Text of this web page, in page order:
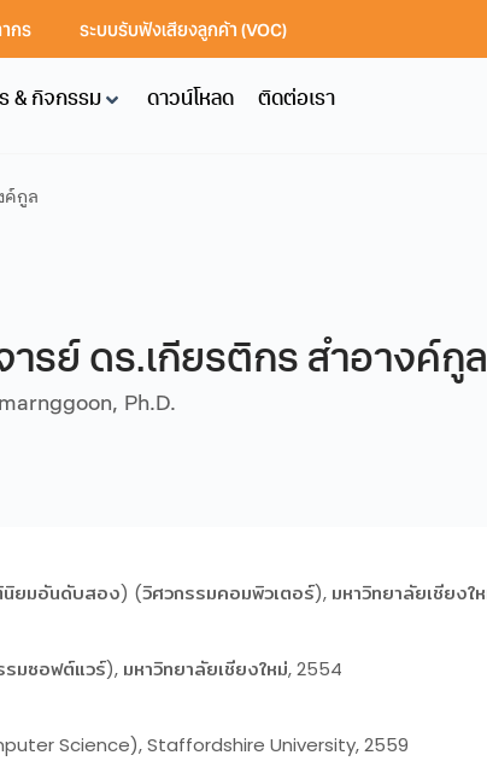
กร ระบบรับฟังเสียงลูกค้า (VOC)
& กิจกรรม ดาวน์โหลด ติดต่อเรา
ค์กูล
รย์ ดร.เกียรติกร สำอางค์กูล
Ph.D.